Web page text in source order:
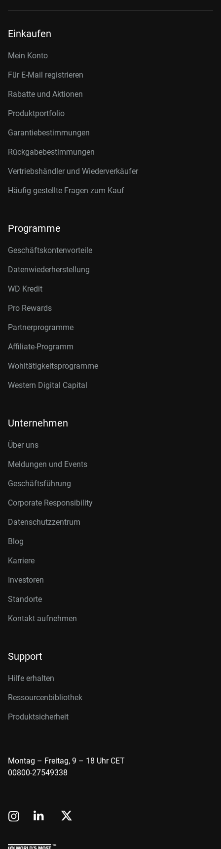
Einkaufen
Mein Konto
Für E-Mail registrieren
Rabatte und Aktionen
Produktportfolio
Garantiebestimmungen
Rückgabebestimmungen
Vertriebshändler und Wiederverkäufer
Häufig gestellte Fragen zum Kauf
Programme
Geschäftskontenvorteile
Datenwiederherstellung
WD Kredit
Pro Rewards
Partnerprogramme
Affiliate-Programm
Wohltätigkeitsprogramme
Western Digital Capital
Unternehmen
Über uns
Meldungen und Events
Geschäftsführung
Corporate Responsibility
Datenschutzzentrum
Blog
Karriere
Investoren
Standorte
Kontakt aufnehmen
Support
Hilfe erhalten
Ressourcenbibliothek
Produktsicherheit
Montag – Freitag, 9 – 18 Uhr CET
00800-27549338